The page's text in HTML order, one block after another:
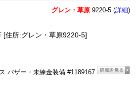
グレン・草原 9220-5 (詳細)
[住所:グレン・草原9220-5]
バザー・未練金装備 #1189167